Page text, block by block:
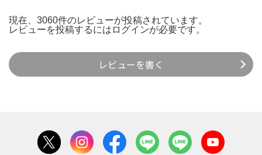
現在、3060件のレビューが投稿されています。
レビューを投稿するには ログインが必要です。
レビューを書く